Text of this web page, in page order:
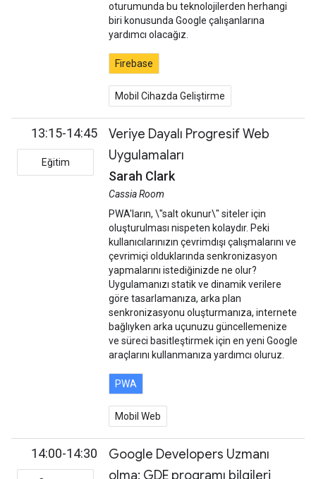
oturumunda bu teknolojilerden herhangi
biri konusunda Google çalışanlarına
yardımcı olacağız.
Firebase
Mobil Cihazda Geliştirme
13:15-14:45
Eğitim
Veriye Dayalı Progresif Web
Uygulamaları
Sarah Clark
Cassia Room
PWA'ların, \"salt okunur\" siteler için
oluşturulması nispeten kolaydır. Peki
kullanıcılarınızın çevrimdışı çalışmalarını ve
çevrimiçi olduklarında senkronizasyon
yapmalarını istediğinizde ne olur?
Uygulamanızı statik ve dinamik verilere
göre tasarlamanıza, arka plan
senkronizasyonu oluşturmanıza, internete
bağlıyken arka uçunuzu güncellemenize
ve süreci basitleştirmek için en yeni Google
araçlarını kullanmanıza yardımcı oluruz.
PWA
Mobil Web
14:00-14:30
Google Developers Uzmanı
olma: GDE programı bilgileri